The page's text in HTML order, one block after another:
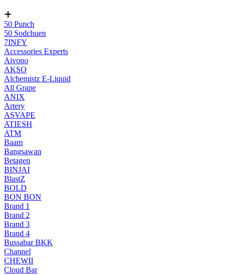
50 Punch
50 Sodchuen
7INFY
Accessories Experts
Aivono
AKSO
Alchemistz E-Liquid
All Grape
ANIX
Artery
ASVAPE
ATIESH
ATM
Baam
Bangsawan
Betagen
BINJAI
BlastZ
BOLD
BON BON
Brand 1
Brand 2
Brand 3
Brand 4
Bussabar BKK
Channel
CHEWII
Cloud Bar